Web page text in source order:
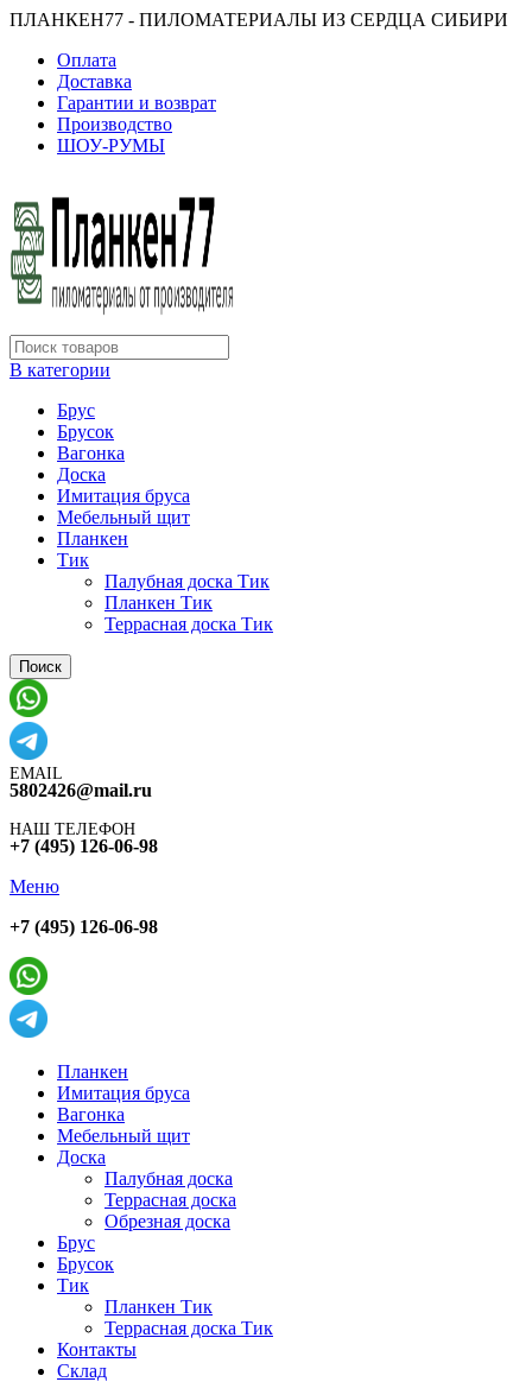
ПЛАНКЕН77 - ПИЛОМАТЕРИАЛЫ ИЗ СЕРДЦА СИБИРИ
Оплата
Доставка
Гарантии и возврат
Производство
ШОУ-РУМЫ
В категории
Брус
Брусок
Вагонка
Доска
Имитация бруса
Мебельный щит
Планкен
Тик
Палубная доска Тик
Планкен Тик
Террасная доска Тик
Поиск
EMAIL
5802426@mail.ru
НАШ ТЕЛЕФОН
+7 (495) 126-06-98
Меню
+7 (495) 126-06-98
Планкен
Имитация бруса
Вагонка
Мебельный щит
Доска
Палубная доска
Террасная доска
Обрезная доска
Брус
Брусок
Тик
Планкен Тик
Террасная доска Тик
Контакты
Склад